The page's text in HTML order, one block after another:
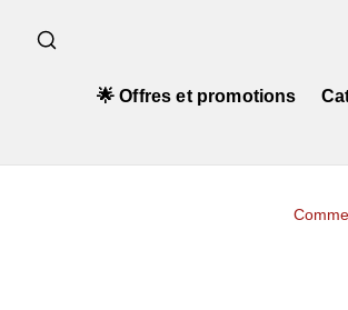
🌟 Offres et promotions